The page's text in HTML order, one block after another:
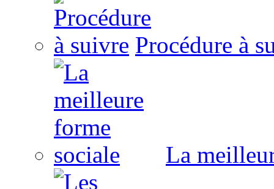
Procédure à
La